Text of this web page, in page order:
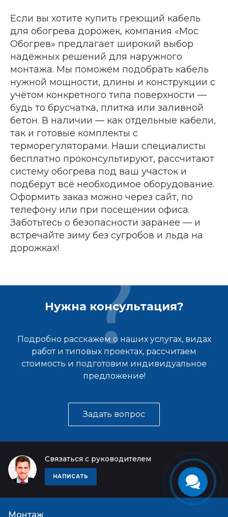
Если вы хотите купить греющий кабель
для обогрева дорожек, компания «Мос
Обогрев» предлагает широкий выбор
надёжных решений для наружного
монтажа. Мы поможем подобрать кабель
нужной мощности, длины и конструкции с
учётом конкретного типа поверхности —
будь то брусчатка, плитка или заливной
бетон. В наличии — как отдельные кабели,
так и готовые комплекты с
терморегуляторами. Наши специалисты
бесплатно проконсультируют, рассчитают
систему обогрева под ваш участок и
подберут всё необходимое оборудование.
Оформить заказ можно через сайт, по
телефону или при посещении офиса.
Заботьтесь о безопасности заранее — и
встречайте зиму без сугробов и льда на
дорожках!
Нужна консультация?
Подробно расскажем о наших услугах, видах
работ и типовых проектах, рассчитаем
стоимость и подготовим индивидуальное
предложение!
Задать вопрос
Связаться с руководителем
НАПИСАТЬ
Монтаж